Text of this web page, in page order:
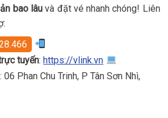
bao lâu và đặt vé nhanh chóng! Liên
tuyến:https://vlink.vn
: 06 Phan Chu Trinh, P Tân Sơn Nhì,